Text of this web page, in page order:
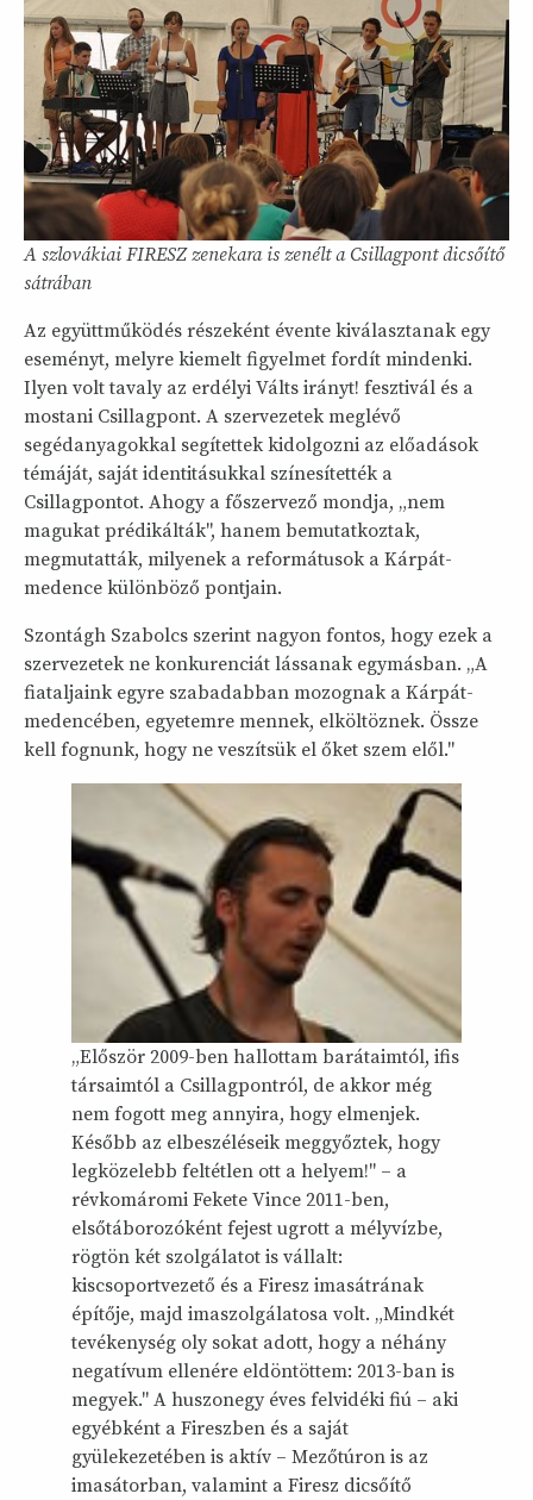
A szlovákiai FIRESZ zenekara is zenélt a Csillagpont dicsőítő
sátrában
Az együttműködés részeként évente kiválasztanak egy
eseményt, melyre kiemelt figyelmet fordít mindenki.
Ilyen volt tavaly az erdélyi Válts irányt! fesztivál és a
mostani Csillagpont. A szervezetek meglévő
segédanyagokkal segítettek kidolgozni az előadások
témáját, saját identitásukkal színesítették a
Csillagpontot. Ahogy a főszervező mondja, „nem
magukat prédikálták", hanem bemutatkoztak,
megmutatták, milyenek a reformátusok a Kárpát-
medence különböző pontjain.
Szontágh Szabolcs szerint nagyon fontos, hogy ezek a
szervezetek ne konkurenciát lássanak egymásban. „A
fiataljaink egyre szabadabban mozognak a Kárpát-
medencében, egyetemre mennek, elköltöznek. Össze
kell fognunk, hogy ne veszítsük el őket szem elől."
„Először 2009-ben hallottam barátaimtól, ifis
társaimtól a Csillagpontról, de akkor még
nem fogott meg annyira, hogy elmenjek.
Később az elbeszéléseik meggyőztek, hogy
legközelebb feltétlen ott a helyem!" – a
révkomáromi Fekete Vince 2011-ben,
elsőtáborozóként fejest ugrott a mélyvízbe,
rögtön két szolgálatot is vállalt:
kiscsoportvezető és a Firesz imasátrának
építője, majd imaszolgálatosa volt. „Mindkét
tevékenység oly sokat adott, hogy a néhány
negatívum ellenére eldöntöttem: 2013-ban is
megyek." A huszonegy éves felvidéki fiú – aki
egyébként a Fireszben és a saját
gyülekezetében is aktív – Mezőtúron is az
imasátorban, valamint a Firesz dicsőítő